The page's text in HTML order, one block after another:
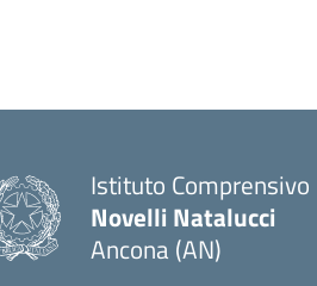
Istituto Comprensivo
Novelli Natalucci
Ancona (AN)